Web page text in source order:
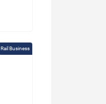
Rail Business